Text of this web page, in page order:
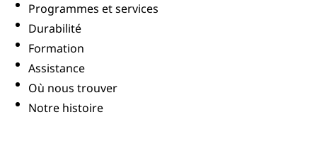
Programmes et services
Durabilité
Formation
Assistance
Où nous trouver
Notre histoire